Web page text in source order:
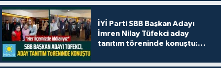
İYİ Parti SBB Başkan Adayı
İmren Nilay Tüfekci aday
tanıtım töreninde konuştu: